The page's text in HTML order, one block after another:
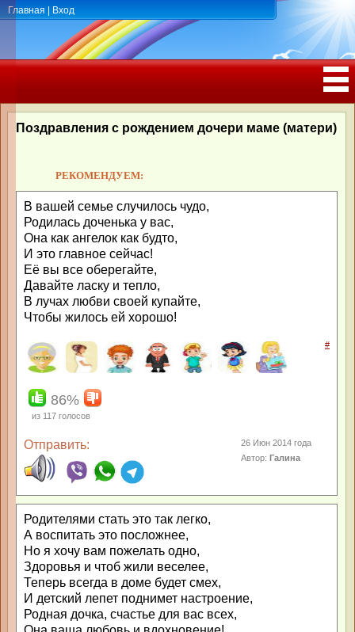
Главная Вход
РОЖДЕНИЯ, ЮБИЛЕЕМ
Поздравления с рождением дочери маме (матери)
РЕКОМЕНДУЕМ:
В вашей семье случилось чудо,
Родилась доченька у вас,
Она как ангелок как будто,
И это главное сейчас!
Её вы все оберегайте,
Давайте ласку и тепло,
В лучах любви своей купайте,
Чтобы жилось ей хорошо!
#
86%
из 117 голосов
Отправить:
26 Июн 2014 года
Автор:Галина
Родителями стать это так легко,
А воспитать это посложнее,
Но я хочу вам пожелать одно,
Здоровья и чтоб жили веселее,
Теперь всегда в доме будет смех,
И детский лепет поднимет настроение,
Родная дочка, счастье для вас всех,